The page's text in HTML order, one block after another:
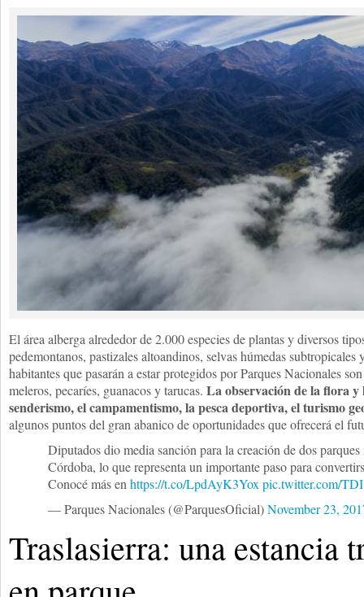
El área alberga alrededor de 2.000 especies de plantas y diversos
pedemontanos, pastizales altoandinos, selvas húmedas subtropicales
habitantes que pasarán a estar protegidos por Parques Nacionales
meleros, pecaríes, guanacos y tarucas. La observación de la flora y
senderismo, el campamentismo, la pesca deportiva, el turismo
algunos puntos del gran abanico de oportunidades que ofrecerá el
Diputados dio media sanción para la creación de dos
Córdoba, lo que representa un importante paso para
Conocé más en https://t.co/LpdAyK3Yox pic.twitter.com/
— Parques Nacionales (@ParquesOficial)November 23,
Traslasierra: una estancia